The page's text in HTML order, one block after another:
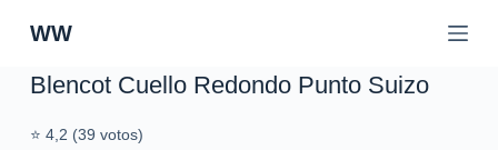
SWW
Blencot Cuello Redondo Punto Suizo
⭐ 4,2 (39 votos)